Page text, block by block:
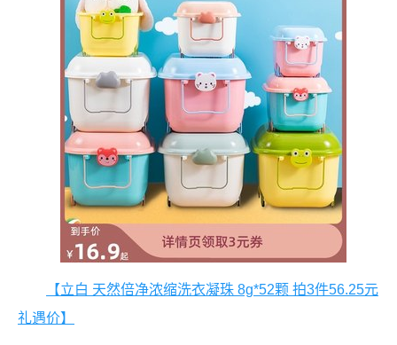
【立白 天然倍净浓缩洗衣凝珠 8g*52颗 拍3件56.25元
礼遇价】